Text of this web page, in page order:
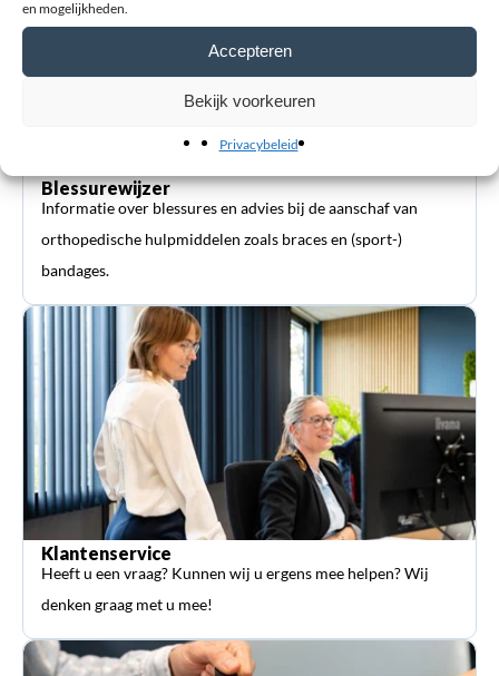
en mogelijkheden.
Accepteren
Bekijk voorkeuren
Privacybeleid
Blessurewijzer
Informatie over blessures en advies bij de aanschaf van
orthopedische hulpmiddelen zoals braces en (sport-)
bandages.
Klantenservice
Heeft u een vraag? Kunnen wij u ergens mee helpen? Wij
denken graag met u mee!